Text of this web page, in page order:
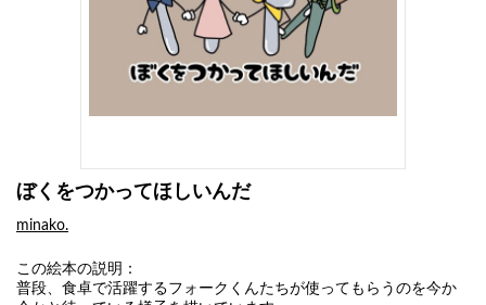
ぼくをつかってほしいんだ
minako.
この絵本の説明：
普段、食卓で活躍するフォークくんたちが使ってもらうのを今か